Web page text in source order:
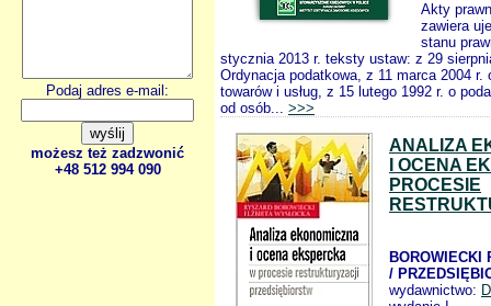
Podaj adres e-mail:
możesz też zadzwonić
+48 512 994 090
Akty
zawiera
stanu
stycznia 2013 r. teksty ustaw: z 29
Ordynacja podatkowa, z 11 marca 2004 r.
towarów i usług, z 15 lutego 1992 r. o
od osób... >>>
ANALIZA
I OCENA
PROCESIE
BOROWIECKI
/
wydawnictwo: